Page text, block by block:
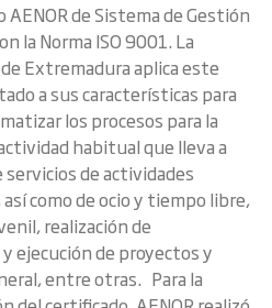
de Sistema de Gestión
la Norma ISO 9001. La
Extremadura aplica este
a sus características para
los procesos para la
habitual que lleva a
de actividades
como de ocio y tiempo libre,
realización de
ejecución de proyectos y
entre otras. Para la